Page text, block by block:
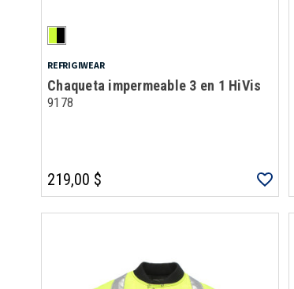
REFRIGIWEAR
Chaqueta impermeable 3 en 1 HiVis
9178
219,00 $